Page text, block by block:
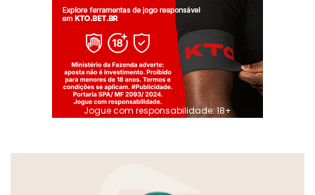
Jogue com responsabilidade. 18+